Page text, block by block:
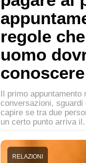
regole
uomo
conoscere
Il primo appuntamento
conversazioni, sguardi
capire se tra due
un certo punto arriva
RELAZIONI